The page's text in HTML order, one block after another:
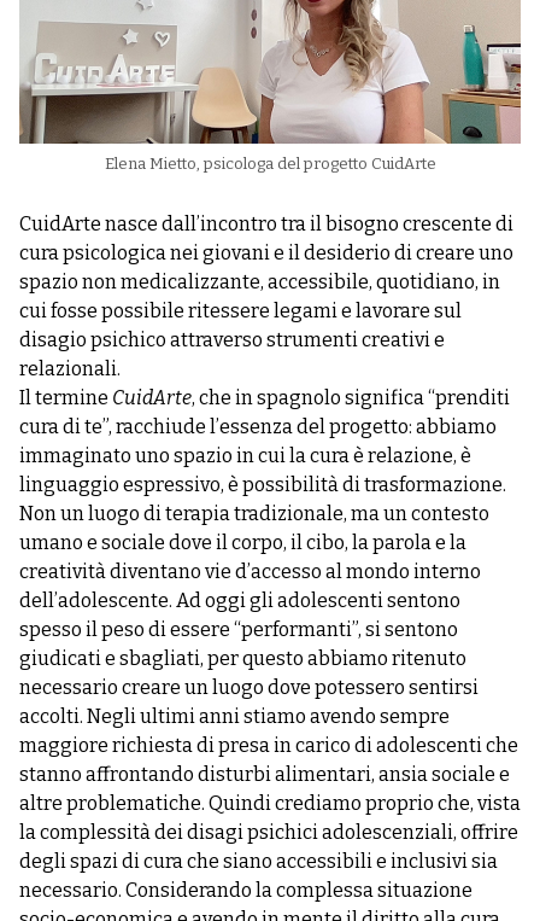
Elena Mietto, psicologa del progetto CuidArte
CuidArte nasce dall’incontro tra il bisogno crescente di
cura psicologica nei giovani e il desiderio di creare uno
spazio non medicalizzante, accessibile, quotidiano, in
cui fosse possibile ritessere legami e lavorare sul
disagio psichico attraverso strumenti creativi e
relazionali.
Il termine CuidArte, che in spagnolo significa “prenditi
cura di te”, racchiude l’essenza del progetto: abbiamo
immaginato uno spazio in cui la cura è relazione, è
linguaggio espressivo, è possibilità di trasformazione.
Non un luogo di terapia tradizionale, ma un contesto
umano e sociale dove il corpo, il cibo, la parola e la
creatività diventano vie d’accesso al mondo interno
dell’adolescente. Ad oggi gli adolescenti sentono
spesso il peso di essere “performanti”, si sentono
giudicati e sbagliati, per questo abbiamo ritenuto
necessario creare un luogo dove potessero sentirsi
accolti. Negli ultimi anni stiamo avendo sempre
maggiore richiesta di presa in carico di adolescenti che
stanno affrontando disturbi alimentari, ansia sociale e
altre problematiche. Quindi crediamo proprio che, vista
la complessità dei disagi psichici adolescenziali, offrire
degli spazi di cura che siano accessibili e inclusivi sia
necessario. Considerando la complessa situazione